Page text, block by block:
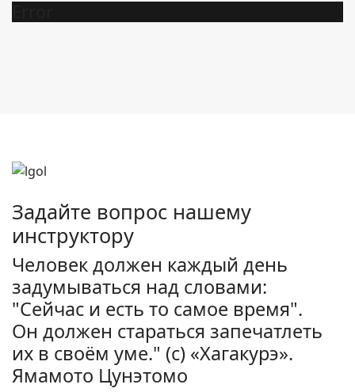
Задайте вопрос нашему
инструктору
Человек должен каждый день
задумываться над словами:
"Сейчас и есть то самое время".
Он должен стараться запечатлеть
их в своём уме." (с) «Хагакурэ».
Ямамото Цунэтомо